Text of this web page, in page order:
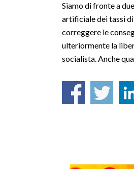
Siamo di fronte a
artificiale dei tassi
correggere le
ulteriormente la
socialista. Anche